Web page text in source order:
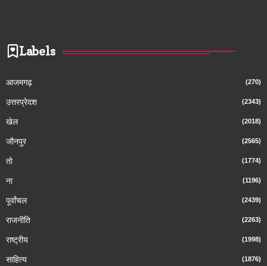
Labels
आजमगढ़ (270)
उत्तरप्रेदश (2343)
खेल (2018)
जौनपुर (2565)
तो (1774)
ना (1196)
पूर्वांचल (2439)
राजनीति (2263)
राष्ट्रीय (1998)
साहित्य (1876)